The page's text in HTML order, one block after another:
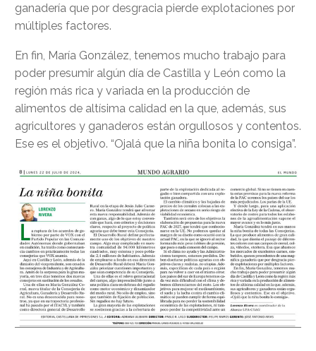
ganadería que por desgracia pierde explotaciones por
múltiples factores.
En fin, María González, tenemos mucho trabajo para
poder presumir algún día de Castilla y León como la
región más rica y variada en la producción de
alimentos de altísima calidad en la que, además, sus
agricultores y ganaderos están orgullosos y contentos.
Ese es el objetivo. “Ojalá que la niña bonita lo consiga”.